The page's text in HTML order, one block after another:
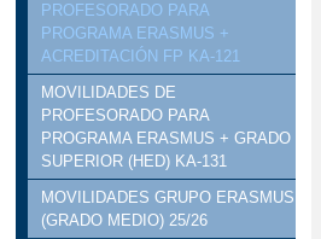
PROFESORADO PARA
PROGRAMA ERASMUS +
ACREDITACIÓN FP KA-121
MOVILIDADES DE
PROFESORADO PARA
PROGRAMA ERASMUS + GRADO
SUPERIOR (HED) KA-131
MOVILIDADES GRUPO ERASMUS
(GRADO MEDIO) 25/26